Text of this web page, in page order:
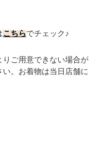
こちらでチェック♪
ご用意できない場合が
。お着物は当日店舗に